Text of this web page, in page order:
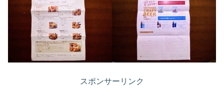
スポンサーリンク